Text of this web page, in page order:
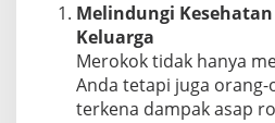
Melindungi
Keluarga
Merokok tidak hanya
Anda tetapi juga
terkena dampak asap